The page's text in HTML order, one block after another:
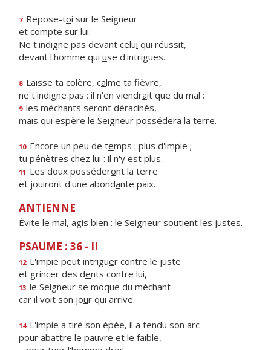
7 Repose-toi sur le Seigneur
et compte sur lui.
Ne t'indigne pas devant celui qui réussit,
devant l'homme qui use d'intrigues.
8 Laisse ta colère, calme ta fièvre,
ne t'indigne pas : il n'en viendrait que du mal ;
9 les méchants seront déracinés,
mais qui espère le Seigneur possédera la terre.
10 Encore un peu de temps : plus d'impie ;
tu pénètres chez lui : il n'y est plus.
11 Les doux posséderont la terre
et jouiront d'une abondante paix.
ANTIENNE
Évite le mal, agis bien : le Seigneur soutient les justes.
PSAUME : 36 - II
12 L'impie peut intriguer contre le juste
et grincer des dents contre lui,
13 le Seigneur se moque du méchant
car il voit son jour qui arrive.
14 L'impie a tiré son épée, il a tendu son arc
pour abattre le pauvre et le faible,